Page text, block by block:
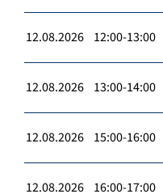
12.08.2026 12:00-13:00
12.08.2026 13:00-14:00
12.08.2026 15:00-16:00
12.08.2026 16:00-17:00